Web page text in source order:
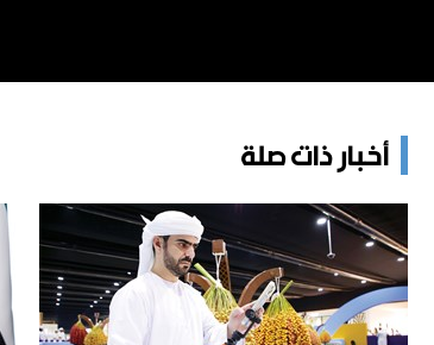
أخبار ذات صلة